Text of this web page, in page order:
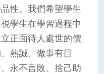
性。我們希望學生
學生在學習過程中
正面待人處世的價
熱誠、做事有目
永不言敗、捨己助